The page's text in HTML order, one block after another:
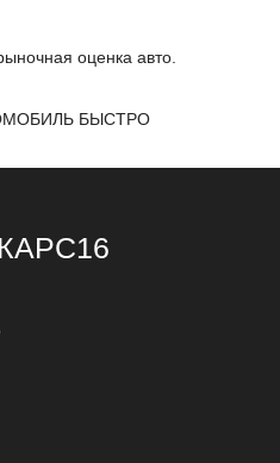
оценка авто.
БЫСТРО
КАРС16